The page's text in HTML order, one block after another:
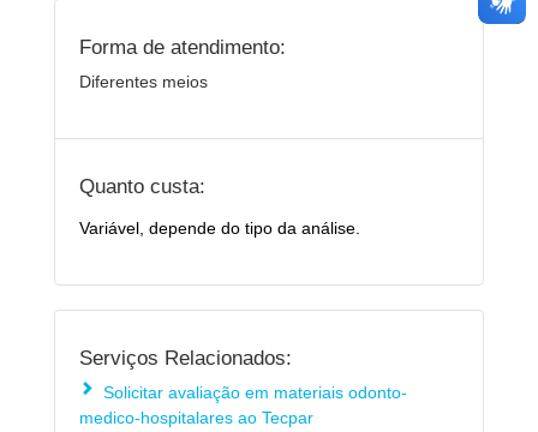
Forma de atendimento:
Diferentes meios
Quanto custa:
Variável, depende do tipo da análise.
Serviços Relacionados:
Solicitar avaliação em materiais odonto-
medico-hospitalares ao Tecpar